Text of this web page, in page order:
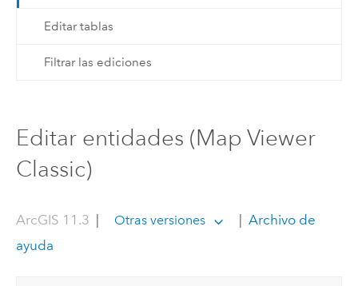
Editar tablas
Filtrar las ediciones
Editar entidades (Map Viewer
Classic)
ArcGIS 11.3 | Otras versiones | Archivo de
ayuda